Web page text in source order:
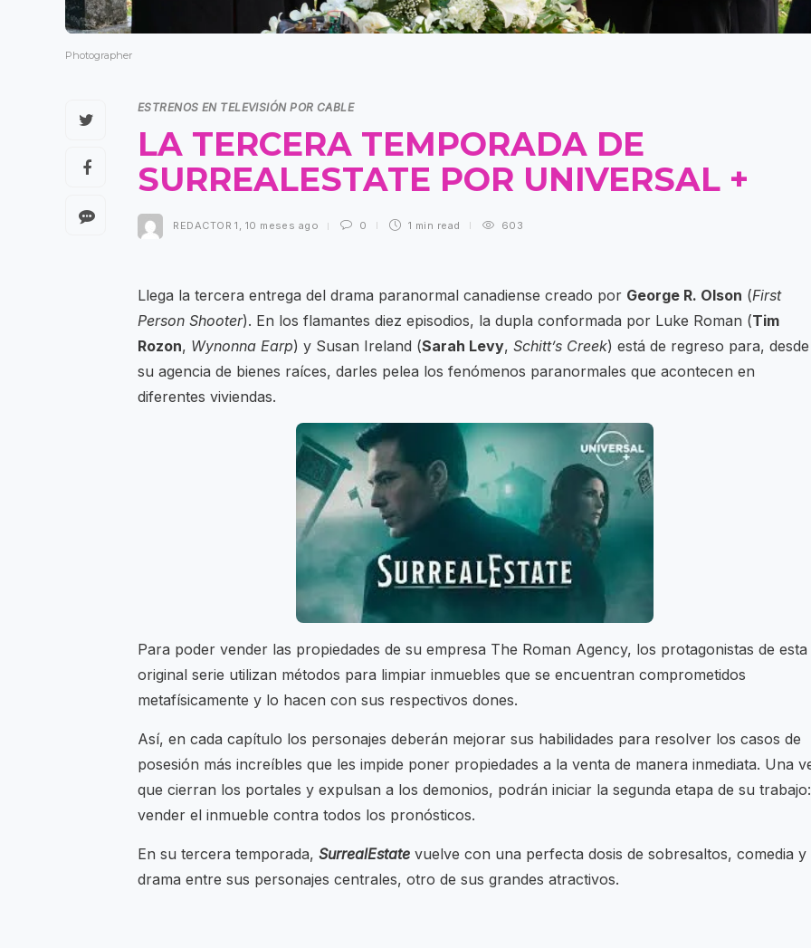
Photographer
ESTRENOS EN TELEVISIÓN POR CABLE
LA TERCERA TEMPORADA DE
SURREALESTATE POR UNIVERSAL +
REDACTOR 1 , 10 meses ago 0 1 min read 603
Llega la tercera entrega del drama paranormal canadiense creado por George R. Olson (First
Person Shooter). En los flamantes diez episodios, la dupla conformada por Luke Roman (Tim
Rozon, Wynonna Earp) y Susan Ireland (Sarah Levy, Schitt’s Creek) está de regreso para, desde
su agencia de bienes raíces, darles pelea los fenómenos paranormales que acontecen en
diferentes viviendas.
Para poder vender las propiedades de su empresa The Roman Agency, los protagonistas de esta
original serie utilizan métodos para limpiar inmuebles que se encuentran comprometidos
metafísicamente y lo hacen con sus respectivos dones.
Así, en cada capítulo los personajes deberán mejorar sus habilidades para resolver los casos de
posesión más increíbles que les impide poner propiedades a la venta de manera inmediata. Una
que cierran los portales y expulsan a los demonios, podrán iniciar la segunda etapa de su trabajo:
vender el inmueble contra todos los pronósticos.
En su tercera temporada, SurrealEstate vuelve con una perfecta dosis de sobresaltos, comedia y
drama entre sus personajes centrales, otro de sus grandes atractivos.